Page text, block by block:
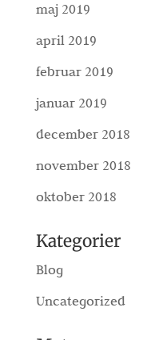
maj 2019
april 2019
februar 2019
januar 2019
december 2018
november 2018
oktober 2018
Kategorier
Blog
Uncategorized